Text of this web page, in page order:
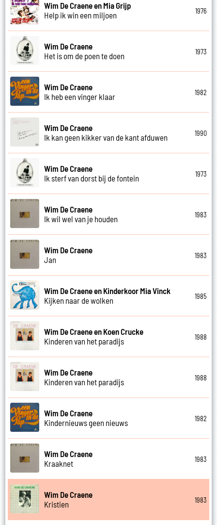
Wim De Craene en Mia Grijp
Help ik win een miljoen
1976
Wim De Craene
Het is om de poen te doen
1973
Wim De Craene
Ik heb een vinger klaar
1982
Wim De Craene
Ik kan geen kikker van de kant afduwen
1990
Wim De Craene
Ik sterf van dorst bij de fontein
1973
Wim De Craene
Ik wil wel van je houden
1983
Wim De Craene
Jan
1983
Wim De Craene en Kinderkoor Mia Vinck
Kijken naar de wolken
1985
Wim De Craene en Koen Crucke
Kinderen van het paradijs
1988
Wim De Craene
Kinderen van het paradijs
1988
Wim De Craene
Kindernieuws geen nieuws
1982
Wim De Craene
Kraaknet
1983
Wim De Craene
Kristien
1983